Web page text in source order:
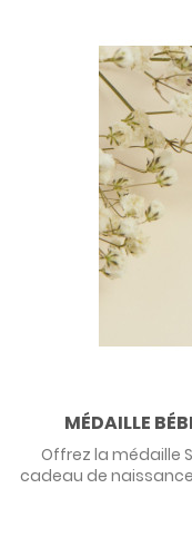
MÉDAILLE
Offrez la médaille
cadeau de
plusieurs